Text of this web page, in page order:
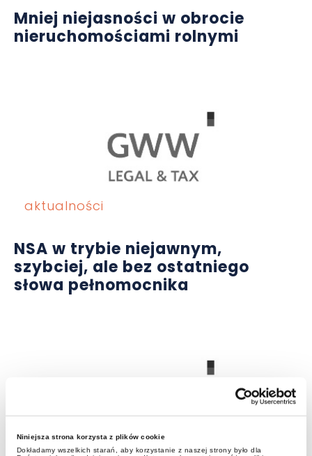
Niniejsza strona korzysta z plików cookie
Dokładamy wszelkich starań, aby korzystanie z naszej strony było dla
Mniej niejasności w obrocie
nieruchomościami rolnymi
aktualności
NSA w trybie niejawnym,
szybciej, ale bez ostatniego
słowa pełnomocnika